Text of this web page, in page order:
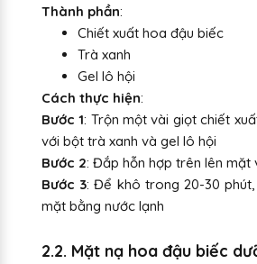
Thành phần:
Chiết xuất hoa đậu biếc
Trà xanh
Gel lô hội
Cách thực hiện:
Bước 1: Trộn một vài giọt chiết
với bột trà xanh và gel lô hội
Bước 2: Đắp hỗn hợp trên lên mặt
Bước 3: Để khô trong 20-30
mặt bằng nước lạnh
2.2. Mặt nạ hoa đậu biếc